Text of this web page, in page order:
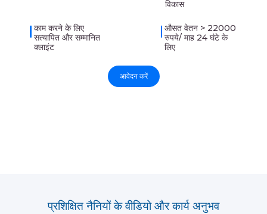
विकास
काम करने के लिए
सत्यापित और सम्मानित
क्लाइंट
औसत वेतन > 22000
रुपये/ माह 24 घंटे के
लिए
आवेदन करें
प्रशिक्षित नैनियों के वीडियो और कार्य अनुभव